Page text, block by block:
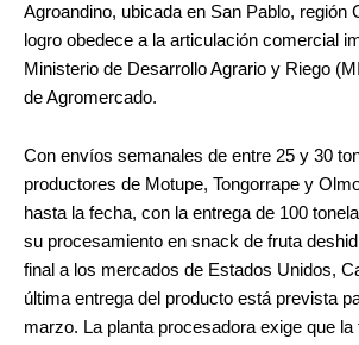
Agroandino, ubicada en San Pablo, región
logro obedece a la articulación comercial
Ministerio de Desarrollo Agrario y Riego
de Agromercado.
Con envíos semanales de entre 25 y 30
productores de Motupe, Tongorrape y
hasta la fecha, con la entrega de 100
su procesamiento en snack de fruta
final a los mercados de Estados Unidos,
última entrega del producto está prevista
marzo. La planta procesadora exige que la